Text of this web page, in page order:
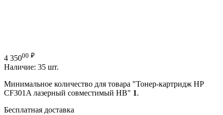
4 35000 ₽
Наличие: 35 шт.
Минимальное количество для товара "Тонер-картридж HP
CF301A лазерный совместимый HB" 1.
Бесплатная доставка